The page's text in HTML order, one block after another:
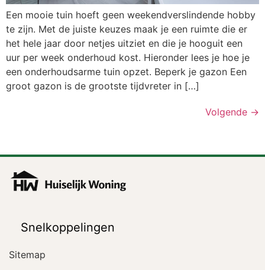
Een mooie tuin hoeft geen weekendverslindende hobby
te zijn. Met de juiste keuzes maak je een ruimte die er
het hele jaar door netjes uitziet en die je hooguit een
uur per week onderhoud kost. Hieronder lees je hoe je
een onderhoudsarme tuin opzet. Beperk je gazon Een
groot gazon is de grootste tijdvreter in […]
Volgende →
Snelkoppelingen
Sitemap